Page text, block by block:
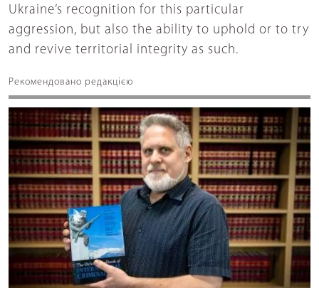
Ukraine’s recognition for this particular
aggression, but also the ability to uphold or to try
and revive territorial integrity as such.
Рекомендовано редакцією